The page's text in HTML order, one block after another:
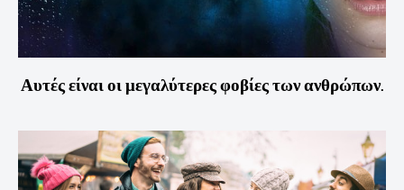
Αυτές είναι οι μεγαλύτερες φοβίες των ανθρώπων.